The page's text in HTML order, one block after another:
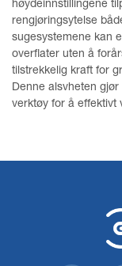
høydeinnstillingene
rengjøringsytelse
sugesystemene kan
overflater uten å
tilstrekkelig kraft for
Denne alsvheten
verktøy for å effektivt